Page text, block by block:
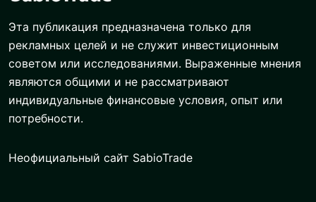
Эта публикация предназначена только для
рекламных целей и не служит инвестиционным
советом или исследованиями. Выраженные мнения
являются общими и не рассматривают
индивидуальные финансовые условия, опыт или
потребности.
Неофициальный сайт SabioTrade